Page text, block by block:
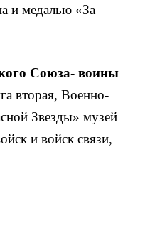
и медалью «За
Союза- воины
вторая, Военно-
Звезды» музей
и войск связи,